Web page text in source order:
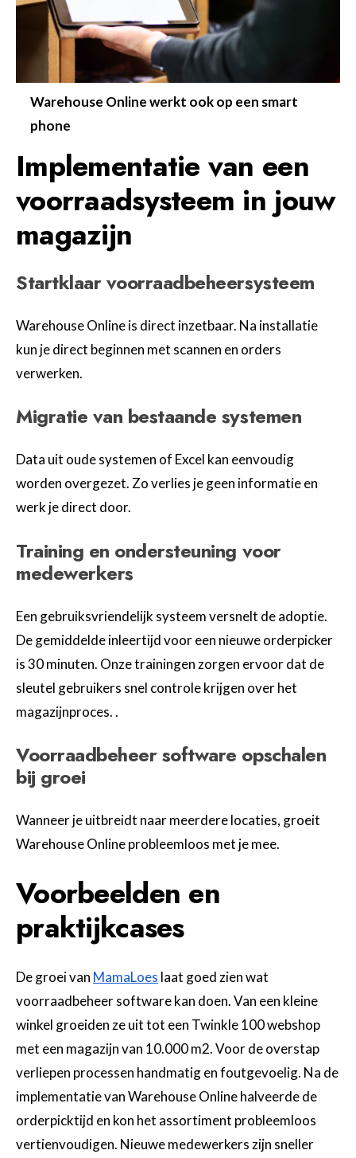
Warehouse Online werkt ook op een smart
phone
Implementatie van een
voorraadsysteem in jouw
magazijn
Startklaar voorraadbeheersysteem
Warehouse Online is direct inzetbaar. Na installatie
kun je direct beginnen met scannen en orders
verwerken.
Migratie van bestaande systemen
Data uit oude systemen of Excel kan eenvoudig
worden overgezet. Zo verlies je geen informatie en
werk je direct door.
Training en ondersteuning voor
medewerkers
Een gebruiksvriendelijk systeem versnelt de adoptie.
De gemiddelde inleertijd voor een nieuwe orderpicker
is 30 minuten. Onze trainingen zorgen ervoor dat de
sleutel gebruikers snel controle krijgen over het
magazijnproces. .
Voorraadbeheer software opschalen
bij groei
Wanneer je uitbreidt naar meerdere locaties, groeit
Warehouse Online probleemloos met je mee.
Voorbeelden en
praktijkcases
De groei van MamaLoes laat goed zien wat
voorraadbeheer software kan doen. Van een kleine
winkel groeiden ze uit tot een Twinkle 100 webshop
met een magazijn van 10.000 m2. Voor de overstap
verliepen processen handmatig en foutgevoelig. Na de
implementatie van Warehouse Online halveerde de
orderpicktijd en kon het assortiment probleemloos
vertienvoudigen. Nieuwe medewerkers zijn sneller